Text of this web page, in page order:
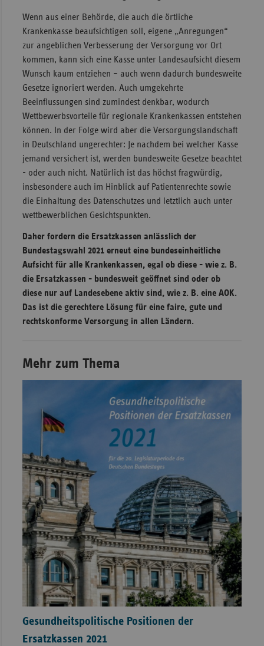
Wenn aus einer Behörde, die auch die örtliche
Krankenkasse beaufsichtigen soll, eigene „Anregungen“
zur angeblichen Verbesserung der Versorgung vor Ort
kommen, kann sich eine Kasse unter Landesaufsicht diesem
Wunsch kaum entziehen – auch wenn dadurch bundesweite
Gesetze ignoriert werden. Auch umgekehrte
Beeinflussungen sind zumindest denkbar, wodurch
Wettbewerbsvorteile für regionale Krankenkassen entstehen
können. In der Folge wird aber die Versorgungslandschaft
in Deutschland ungerechter: Je nachdem bei welcher Kasse
jemand versichert ist, werden bundesweite Gesetze beachtet
- oder auch nicht. Natürlich ist das höchst fragwürdig,
insbesondere auch im Hinblick auf Patientenrechte sowie
die Einhaltung des Datenschutzes und letztlich auch unter
wettbewerblichen Gesichtspunkten.
Daher fordern die Ersatzkassen anlässlich der
Bundestagswahl 2021 erneut eine bundeseinheitliche
Aufsicht für alle Krankenkassen, egal ob diese - wie z. B.
die Ersatzkassen - bundesweit geöffnet sind oder ob
diese nur auf Landesebene aktiv sind, wie z. B. eine AOK.
Das ist die gerechtere Lösung für eine faire, gute und
rechtskonforme Versorgung in allen Ländern.
Mehr zum Thema
Gesundheitspolitische Positionen der
Ersatzkassen 2021